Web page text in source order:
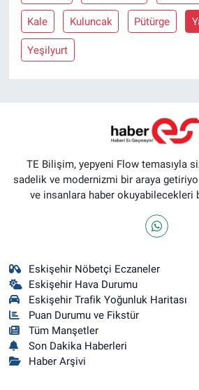
Kale Kuluncak Pütürge
Yeşilyurt
TE Bilişim, yepyeni Flow temasıyla
sadelik ve modernizmi bir araya
ve insanlara haber okuyabilecekleri
Eskişehir Nöbetçi Eczaneler
Eskişehir Hava Durumu
Eskişehir Trafik Yoğunluk Haritası
Puan Durumu ve Fikstür
Tüm Manşetler
Son Dakika Haberleri
Haber Arşivi